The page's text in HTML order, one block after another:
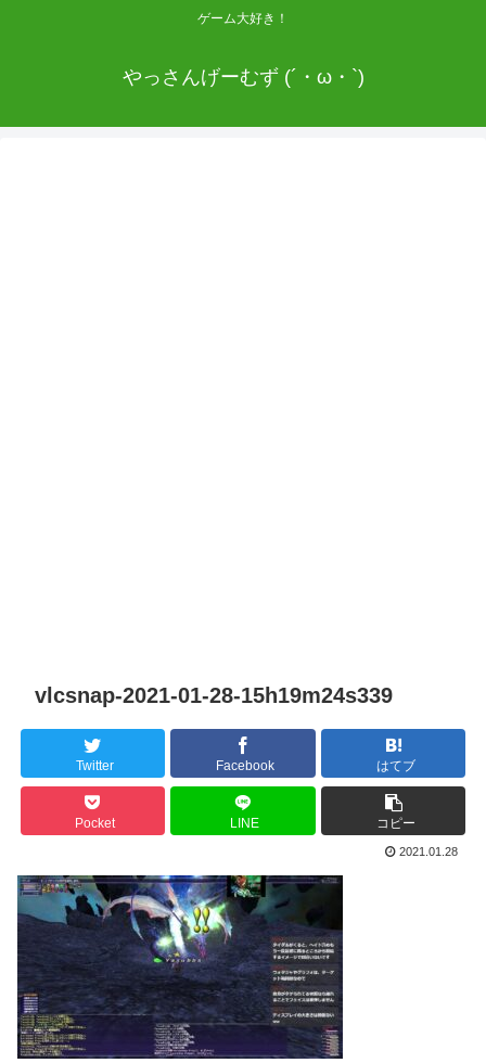
ゲーム大好き！
やっさんげーむず (´・ω・`)
vlcsnap-2021-01-28-15h19m24s339
Twitter Facebook はてブ
Pocket LINE コピー
2021.01.28